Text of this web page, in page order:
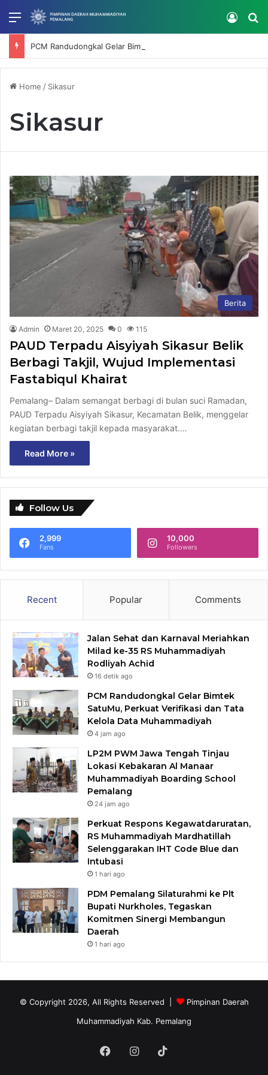
Menu Log In
Home / Sikasur
Sikasur
Berita
Admin Maret 20, 2025 0 115
PAUD Terpadu Aisyiyah Sikasur Belik
Berbagi Takjil, Wujud Implementasi
Fastabiqul Khairat
Pemalang– Dalam semangat berbagi di bulan suci Ramadan,
PAUD Terpadu Aisyiyah Sikasur, Kecamatan Belik, menggelar
kegiatan berbagi takjil kepada masyarakat.…
Read More »
Follow Us
2,999
Fans
10,000
Followers
Recent Popular Comments
Jalan Sehat dan Karnaval Meriahkan
Milad ke-35 RS Muhammadiyah
Rodliyah Achid
16 detik ago
PCM Randudongkal Gelar Bimtek
SatuMu, Perkuat Verifikasi dan Tata
Kelola Data Muhammadiyah
4 jam ago
LP2M PWM Jawa Tengah Tinjau
Lokasi Kebakaran Al Manaar
Muhammadiyah Boarding School
Pemalang
24 jam ago
Perkuat Respons Kegawatdaruratan,
RS Muhammadiyah Mardhatillah
Selenggarakan IHT Code Blue dan
Intubasi
1 hari ago
PDM Pemalang Silaturahmi ke Plt
Bupati Nurkholes, Tegaskan
Komitmen Sinergi Membangun
Daerah
1 hari ago
© Copyright 2026, All Rights Reserved |
Pimpinan Daerah
Muhammadiyah Kab. Pemalang
FacebookInstagram